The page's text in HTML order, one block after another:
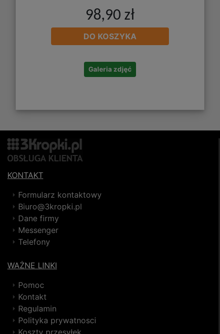
98,90 zł
DO KOSZYKA
Galeria zdjęć
KONTAKT
Formularz kontaktowy
Biuro@3kropki.pl
Dane firmy
Messenger
Telefony
WAŻNE LINKI
Pomoc
Kontakt
Regulamin
Polityka prywatnosci